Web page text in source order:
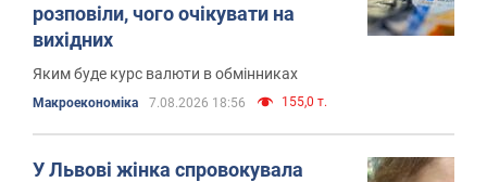
розповіли, чого очікувати на
вихідних
Яким буде курс валюти в обмінниках
Mакроекономіка 7.08.2026 18:56 155,0 т.
У Львові жінка спровокувала